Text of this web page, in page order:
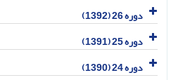
دوره 26 (1392)
دوره 25 (1391)
دوره 24 (1390)